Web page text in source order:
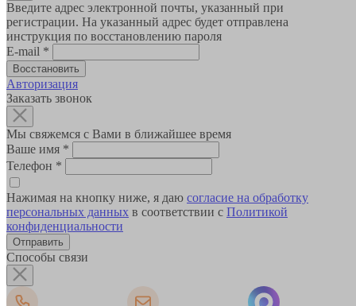
Введите адрес электронной почты, указанный при
регистрации. На указанный адрес будет отправлена
инструкция по восстановлению пароля
E-mail *
Авторизация
Заказать звонок
Мы свяжемся с Вами в ближайшее время
Ваше имя *
Телефон *
Нажимая на кнопку ниже, я даю согласие на обработку
персональных данных в соответствии с Политикой
конфиденциальности
Способы связи